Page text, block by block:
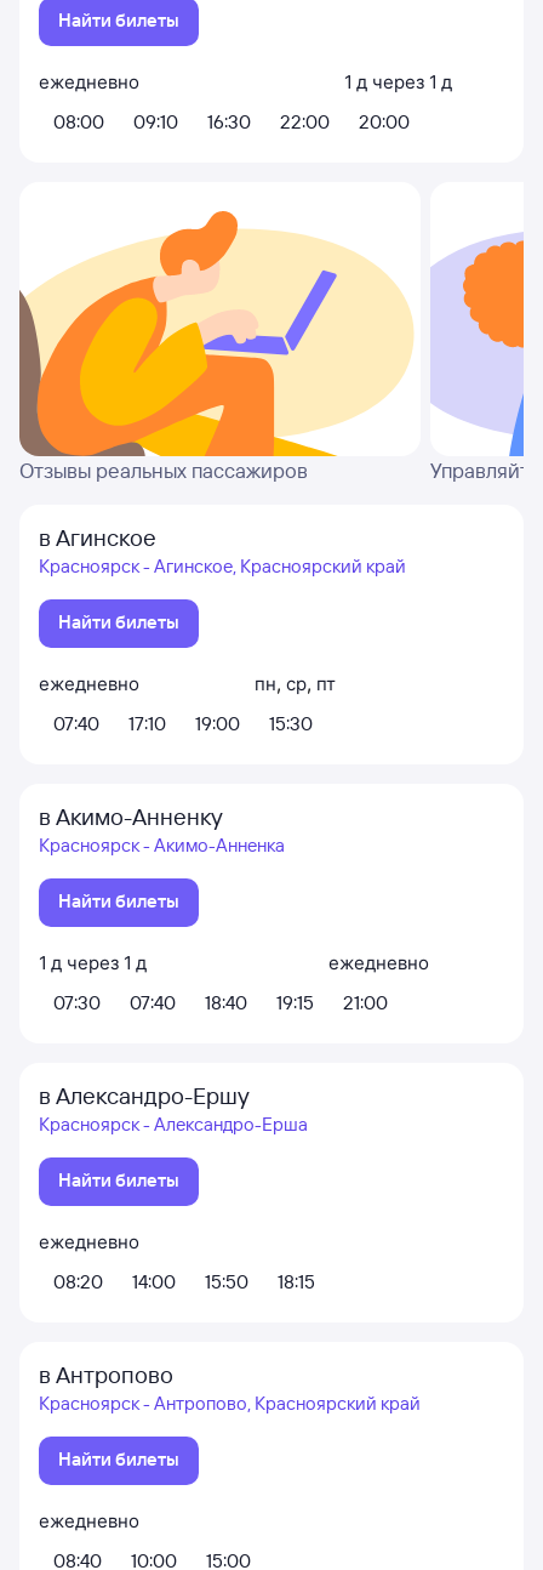
Найти билеты
ежедневно
08:00
09:10 16:30 22:00
1 д через 1 д
20:00
Отзывы реальных пассажиров
в Агинское
Красноярск - Агинское, Красноярский край
Найти билеты
ежедневно
07:40
17:10 19:00
пн, ср, пт
15:30
в Акимо-Анненку
Красноярск - Акимо-Анненка
Найти билеты
1 д через 1 д
07:30
07:40 18:40 19:15
ежедневно
21:00
в Александро-Ершу
Красноярск - Александро-Ерша
Найти билеты
ежедневно
08:20
14:00 15:50 18:15
в Антропово
Красноярск - Антропово, Красноярский край
Найти билеты
ежедневно
08:40
10:00 15:00